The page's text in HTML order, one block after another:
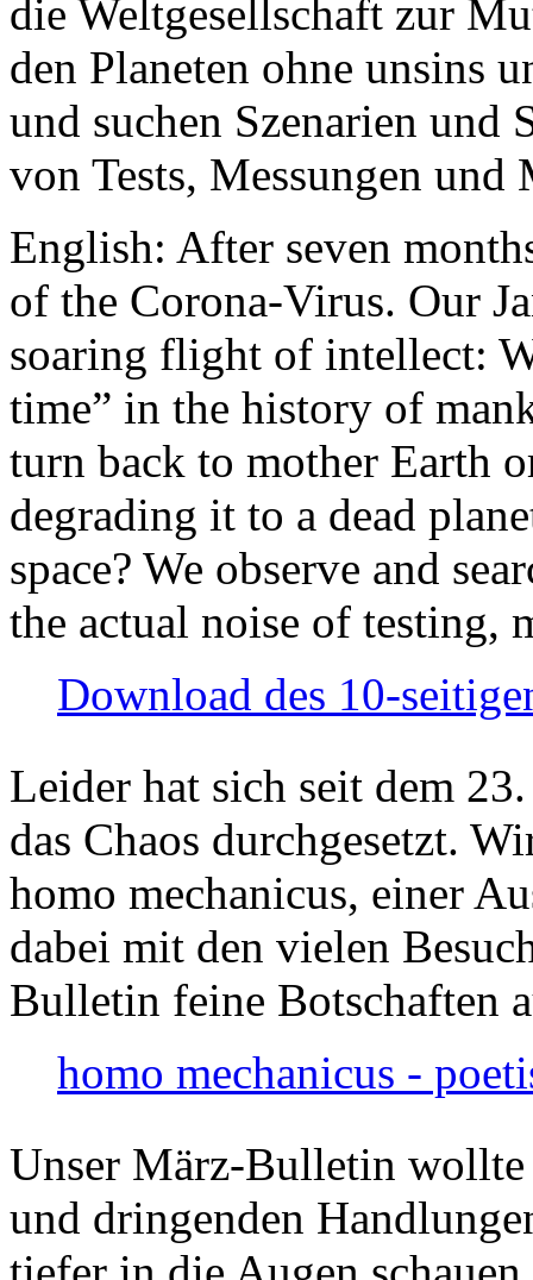
die Weltgesellschaft zur
den Planeten ohne unsins
und suchen Szenarien und
von Tests, Messungen und
English: After seven
of the Corona-Virus. Our
soaring flight of intellect:
time” in the history of
turn back to mother Earth
degrading it to a dead
space? We observe and
the actual noise of testing,
Download des 10-
Leider hat sich seit dem
das Chaos durchgesetzt.
homo mechanicus, einer
dabei mit den vielen
Bulletin feine Botschaften
homo mechanicus -
Unser März-Bulletin
und dringenden